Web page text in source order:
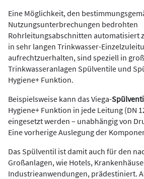
Eine Möglichkeit, den
Nutzungsunterbrechungen bedrohten
Rohrleitungsabschnitten automatisiert
in sehr langen Trinkwasser-
aufrechtzuerhalten, sind speziell in
Trinkwasseranlagen Spülventile und
Hygiene+ Funktion.
Beispielsweise kann das Viega-
Hygiene+ Funktion in jede Leitung (DN
eingesetzt werden – unabhängig von
Eine vorherige Auslegung der
Das Spülventil ist damit auch für den
Großanlagen, wie Hotels,
Industrieanwendungen, prädestiniert.